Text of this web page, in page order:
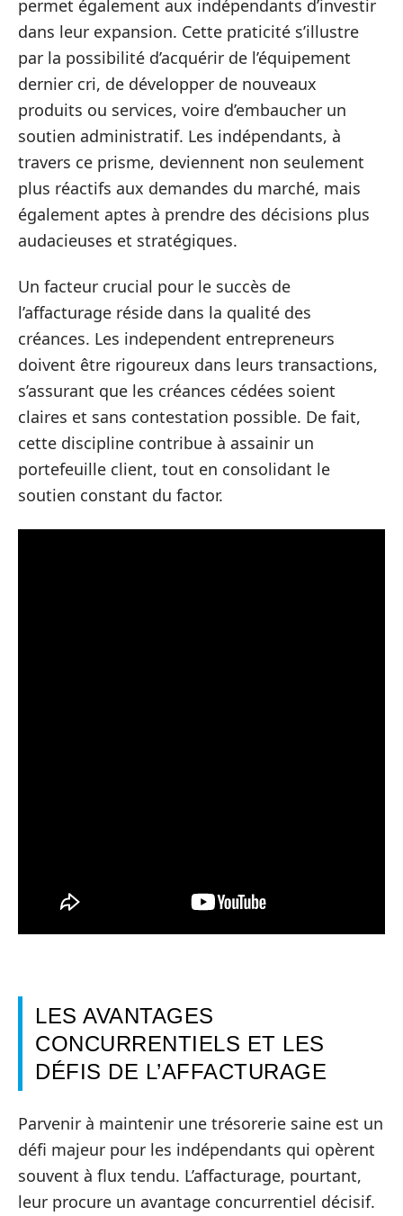
permet également aux indépendants d’investir
dans leur expansion. Cette praticité s’illustre
par la possibilité d’acquérir de l’équipement
dernier cri, de développer de nouveaux
produits ou services, voire d’embaucher un
soutien administratif. Les indépendants, à
travers ce prisme, deviennent non seulement
plus réactifs aux demandes du marché, mais
également aptes à prendre des décisions plus
audacieuses et stratégiques.
Un facteur crucial pour le succès de
l’affacturage réside dans la qualité des
créances. Les independent entrepreneurs
doivent être rigoureux dans leurs transactions,
s’assurant que les créances cédées soient
claires et sans contestation possible. De fait,
cette discipline contribue à assainir un
portefeuille client, tout en consolidant le
soutien constant du factor.
LES AVANTAGES
CONCURRENTIELS ET LES
DÉFIS DE L’AFFACTURAGE
Parvenir à maintenir une trésorerie saine est un
défi majeur pour les indépendants qui opèrent
souvent à flux tendu. L’affacturage, pourtant,
leur procure un avantage concurrentiel décisif.